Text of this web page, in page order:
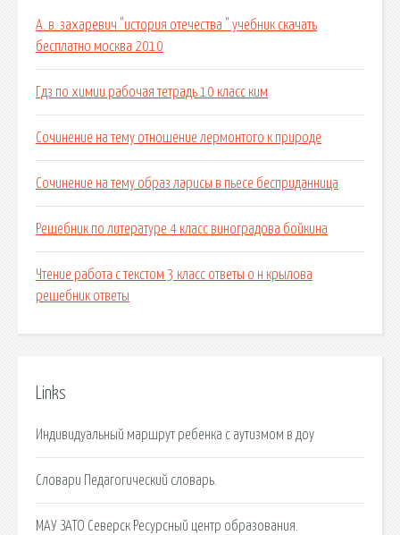
А. в. захаревич "история отечества " учебник скачать
бесплатно москва 2010
Гдз по химии рабочая тетрадь 10 класс ким
Сочинение на тему отношение лермонтого к природе
Сочинение на тему образ ларисы в пьесе бесприданница
Решебник по литературе 4 класс виноградова бойкина
Чтение работа с текстом 3 класс ответы о н крылова
решебник ответы
Links
Индивидуальный маршрут ребенка с аутизмом в доу
Словари Педагогический словарь.
МАУ ЗАТО Северск Ресурсный центр образования.